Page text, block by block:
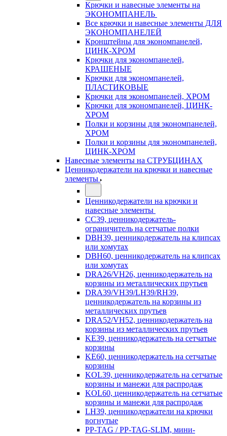
Крючки и навесные элементы на
ЭКОНОМПАНЕЛЬ
Все крючки и навесные элементы ДЛЯ
ЭКОНОМПАНЕЛЕЙ
Кронштейны для экономпанелей,
ЦИНК-ХРОМ
Крючки для экономпанелей,
КРАШЕНЫЕ
Крючки для экономпанелей,
ПЛАСТИКОВЫЕ
Крючки для экономпанелей, ХРОМ
Крючки для экономпанелей, ЦИНК-
ХРОМ
Полки и корзины для экономпанелей,
ХРОМ
Полки и корзины для экономпанелей,
ЦИНК-ХРОМ
Навесные элементы на СТРУБЦИНАХ
Ценникодержатели на крючки и навесные
элементы
Ценникодержатели на крючки и
навесные элементы
CC39, ценникодержатель-
ограничитель на сетчатые полки
DBH39, ценникодержатель на клипсах
или хомутах
DBH60, ценникодержатель на клипсах
или хомутах
DRA26/VH26, ценникодержатель на
корзины из металлических прутьев
DRA39/VH39/LH39/RH39,
ценникодержатель на корзины из
металлических прутьев
DRA52/VH52, ценникодержатель на
корзины из металлических прутьев
KE39, ценникодержатель на сетчатые
корзины
KE60, ценникодержатель на сетчатые
корзины
KOL39, ценникодержатель на сетчатые
корзины и манежи для распродаж
KOL60, ценникодержатель на сетчатые
корзины и манежи для распродаж
LH39, ценникодержатели на крючки
вогнутые
PP-TAG / PP-TAG-SLIM, мини-